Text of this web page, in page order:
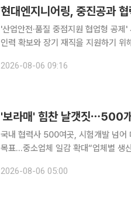
현대엔지니어링, 중진공과
'산업안전·품질 중점지원 협업형 공제' 사업 협업 현대엔지니어링이 협력사
인력 확보와 장기 재직을 지원하기 위해 정
2026-08-06 09:16
'보라매' 힘찬 날갯짓⋯500
국내 협력사 500여곳, 시험개발 넘어
목표…중소업체 일감 확대“업체별 생
하늘을 날 수 있을지 모두가 숨죽여
2026-08-06 05:00